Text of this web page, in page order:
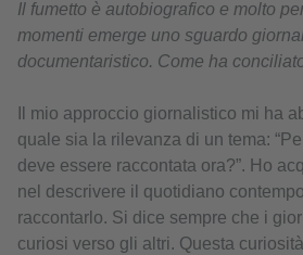
Il fumetto è autobiografico e molto
momenti emerge uno sguardo
documentaristico. Come ha
Il mio approccio giornalistico mi ha
quale sia la rilevanza di un tema:
deve essere raccontata ora?”. Ho
nel descrivere il quotidiano
raccontarlo. Si dice sempre che i
curiosi verso gli altri. Questa